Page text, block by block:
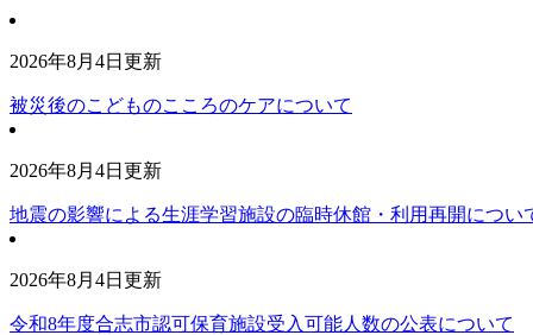
2026年8月4日更新
被災後のこどものこころのケアについて
2026年8月4日更新
地震の影響による生涯学習施設の臨時休館・利用再開につい
2026年8月4日更新
令和8年度合志市認可保育施設受入可能人数の公表について